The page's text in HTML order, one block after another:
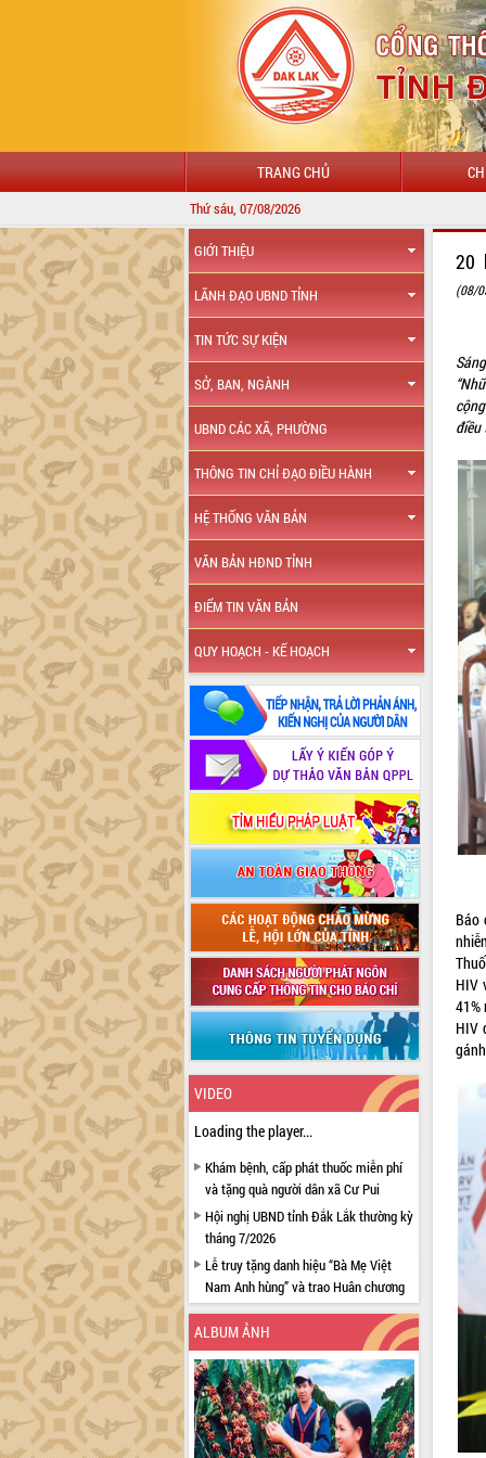
TRANG CHỦ
Thứ sáu, 07/08/2026
GIỚI THIỆU
LÃNH ĐẠO UBND TỈNH
TIN TỨC SỰ KIỆN
SỞ, BAN, NGÀNH
UBND CÁC XÃ, PHƯỜNG
THÔNG TIN CHỈ ĐẠO ĐIỀU HÀNH
HỆ THỐNG VĂN BẢN
VĂN BẢN HĐND TỈNH
ĐIỂM TIN VĂN BẢN
QUY HOẠCH - KẾ HOẠCH
VIDEO
Loading the player...
Khám bệnh, cấp phát thuốc miễn phí
và tặng quà người dân xã Cư Pui
Hội nghị UBND tỉnh Đắk Lắk thường kỳ
tháng 7/2026
Lễ truy tặng danh hiệu “Bà Mẹ Việt
Nam Anh hùng” và trao Huân chương
Lao động
UBND tỉnh Đắk Lắk triển khai nhiệm
vụ 6 tháng cuối năm 2026
Kỳ họp thứ Hai, Hội đồng nhân dân
tỉnh khóa XI quyết nghị nhiều nội dung
quan trọng
ALBUM ẢNH
20
(08/
điều
Báo
HIV
41%
HIV